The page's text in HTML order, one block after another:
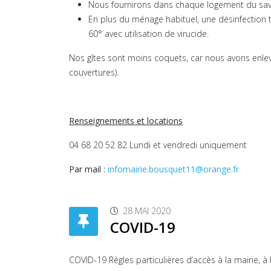
Nous fournirons dans chaque logement du
En plus du ménage habituel, une
60° avec utilisation de virucide.
Nos gîtes sont moins coquets, car nous avons
couvertures).
Renseignements et locations
04 68 20 52 82 Lundi et vendredi uniquement
Par mail : infomairie.bousquet11@orange.fr
28 MAI 2020
COVID-19
COVID-19 Règles particulières d’accès à la